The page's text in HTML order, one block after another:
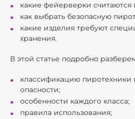
какие фейерверки
как выбрать безопасную
какие изделия требуют
хранения.
В этой статье подробно
классификацию пиротехники
опасности;
особенности каждого класса;
правила использования;